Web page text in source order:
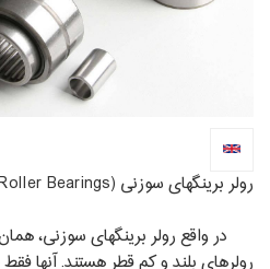
رولر برینگ‏های سوزنی (Needle Roller Bearings)
در واقع رولر برینگ‏های سوزنی،